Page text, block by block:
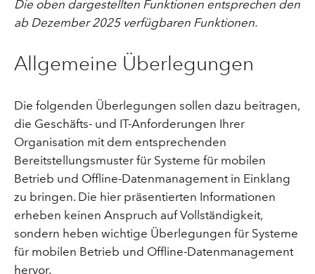
Die oben dargestellten Funktionen entsprechen den
ab Dezember 2025 verfügbaren Funktionen.
Allgemeine Überlegungen
Die folgenden Überlegungen sollen dazu beitragen,
die Geschäfts- und IT-Anforderungen Ihrer
Organisation mit dem entsprechenden
Bereitstellungsmuster für Systeme für mobilen
Betrieb und Offline-Datenmanagement in Einklang
zu bringen. Die hier präsentierten Informationen
erheben keinen Anspruch auf Vollständigkeit,
sondern heben wichtige Überlegungen für Systeme
für mobilen Betrieb und Offline-Datenmanagement
hervor.